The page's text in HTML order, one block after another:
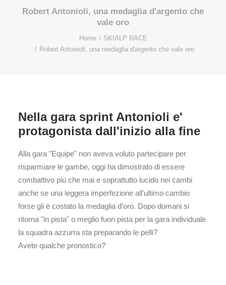
Robert Antonioli, una medaglia d'argento che
vale oro
Home
SKIALP RACE
Robert Antonioli, una medaglia d'argento che vale oro
Nella gara sprint Antonioli e'
protagonista dall'inizio alla fine
Alla gara "Equipe" non aveva voluto partecipare per
risparmiare le gambe, oggi ha dimostrato di essere
combattivo più che mai e soprattutto lucido nei cambi
anche se una leggera imperfezione all’ultimo cambio
forse gli è costato la medaglia d’oro. Dopo domani si
ritorna "in pista" o meglio fuori pista per la gara individuale
la squadra azzurra sta preparando le pelli?
Avete qualche pronostico?